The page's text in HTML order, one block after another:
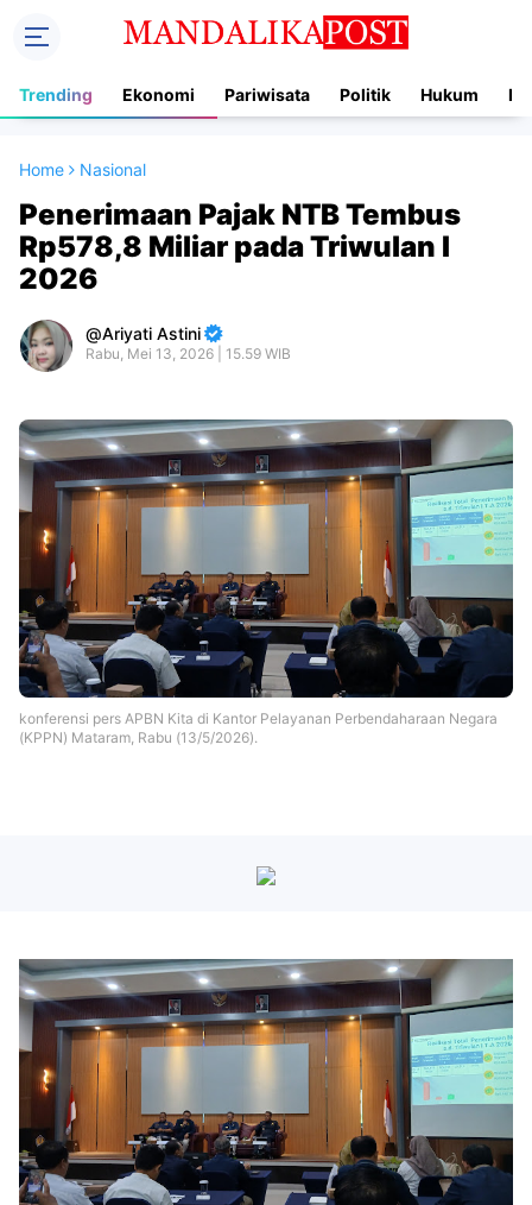
Trending Ekonomi Pariwisata Politik Hukum
Home Nasional
Penerimaan Pajak NTB Tembus
Rp578,8 Miliar pada Triwulan I
2026
Ariyati Astini
Rabu, Mei 13, 2026 | 15.59 WIB
konferensi pers APBN Kita di Kantor Pelayanan Perbendaharaan Negara
(KPPN) Mataram, Rabu (13/5/2026).